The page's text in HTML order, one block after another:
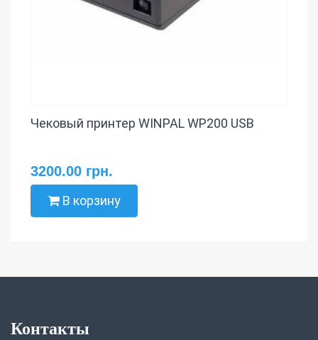
Чековый принтер WINPAL WP200 USB
3200.00 грн.
В корзину
Контакты